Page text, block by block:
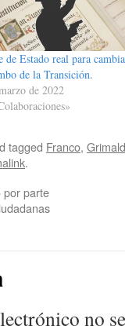
de Estado real para
de la Transición.
de 2022
tagged Franco,
.
por parte
no